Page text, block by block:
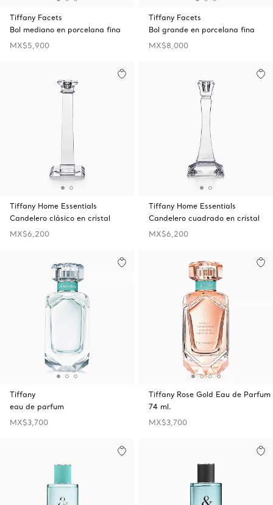
Tiffany Facets
Bol mediano en porcelana fina
MX$5,900
Tiffany Facets
Bol grande en porcelana fina
MX$8,000
Tiffany Home Essentials
Candelero clásico en cristal
MX$6,200
Tiffany Home Essentials
Candelero cuadrado en cristal
MX$6,200
Tiffany
eau de parfum
MX$3,700
Tiffany Rose Gold Eau de Parfum
74 ml.
MX$3,700